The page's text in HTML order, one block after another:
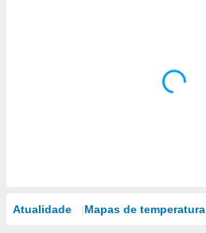
Atualidade Mapas de temperatura